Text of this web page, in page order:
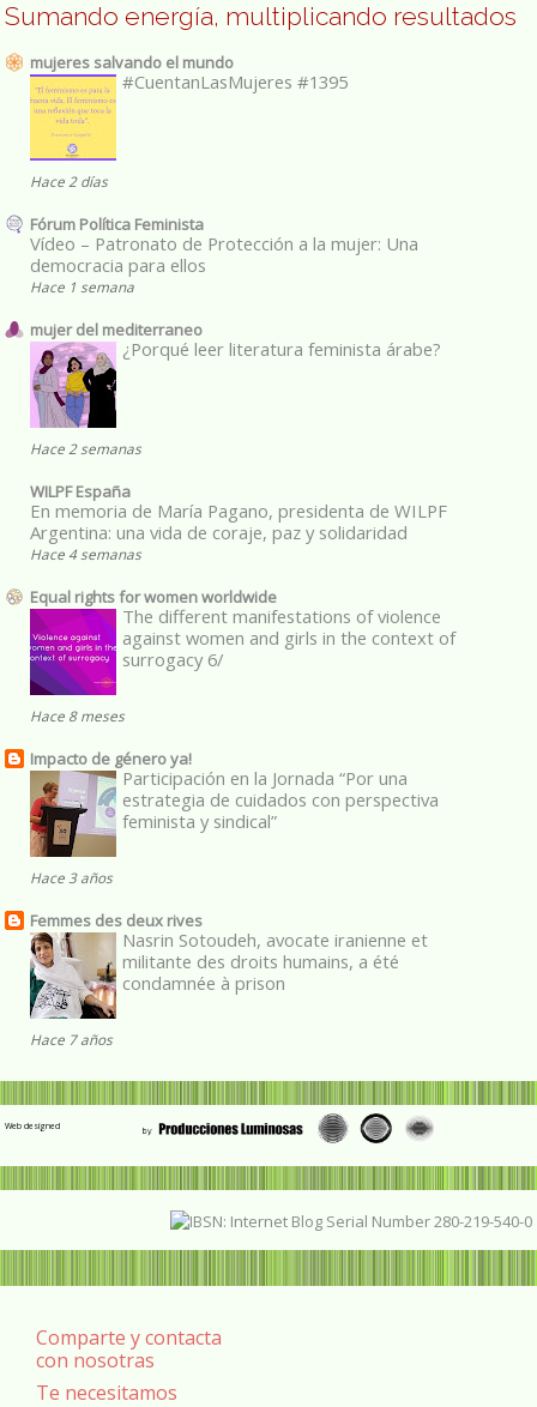
Sumando energía, multiplicando resultados
mujeres salvando el mundo
#CuentanLasMujeres #1395
Hace 2 días
Fórum Política Feminista
Vídeo – Patronato de Protección a la mujer: Una
democracia para ellos
Hace 1 semana
mujer del mediterraneo
¿Porqué leer literatura feminista árabe?
Hace 2 semanas
WILPF España
En memoria de María Pagano, presidenta de WILPF
Argentina: una vida de coraje, paz y solidaridad
Hace 4 semanas
Equal rights for women worldwide
The different manifestations of violence
against women and girls in the context of
surrogacy 6/
Hace 8 meses
Impacto de género ya!
Participación en la Jornada “Por una
estrategia de cuidados con perspectiva
feminista y sindical”
Hace 3 años
Femmes des deux rives
Nasrin Sotoudeh, avocate iranienne et
militante des droits humains, a été
condamnée à prison
Hace 7 años
Web designed
Comparte y contacta
con nosotras
Te necesitamos